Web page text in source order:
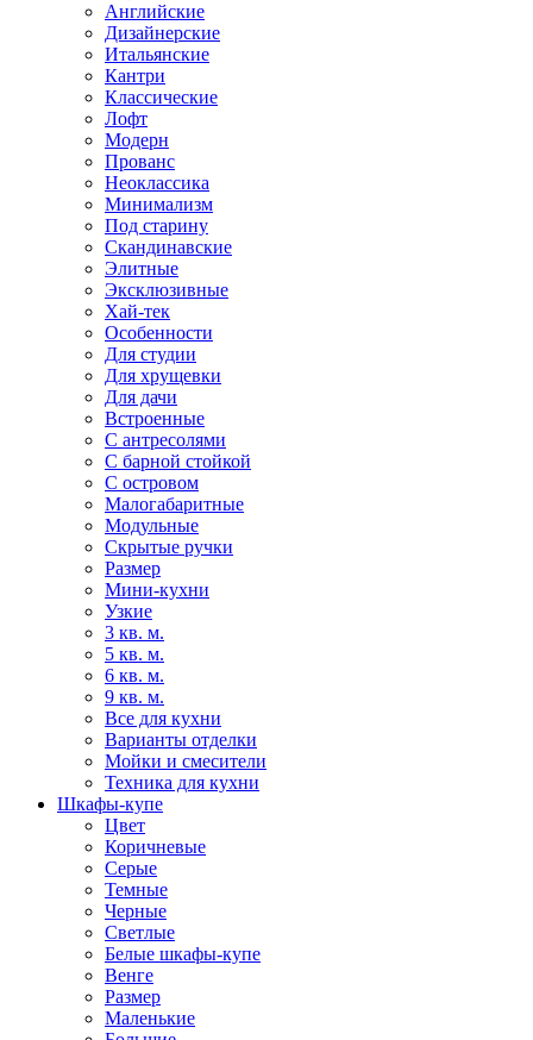
Английские
Дизайнерские
Итальянские
Кантри
Классические
Лофт
Модерн
Прованс
Неоклассика
Минимализм
Под старину
Скандинавские
Элитные
Эксклюзивные
Хай-тек
Особенности
Для студии
Для хрущевки
Для дачи
Встроенные
С антресолями
С барной стойкой
С островом
Малогабаритные
Модульные
Скрытые ручки
Размер
Мини-кухни
Узкие
3 кв. м.
5 кв. м.
6 кв. м.
9 кв. м.
Все для кухни
Варианты отделки
Мойки и смесители
Техника для кухни
Шкафы-купе
Цвет
Коричневые
Серые
Темные
Черные
Светлые
Белые шкафы-купе
Венге
Размер
Маленькие